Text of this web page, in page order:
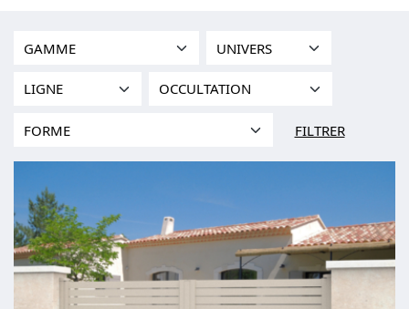
FILTRER